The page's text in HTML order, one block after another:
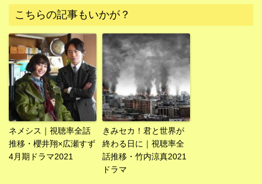
こちらの記事もいかが？
ネメシス｜視聴率全話
推移・櫻井翔×広瀬すず
4月期ドラマ2021
きみセカ！君と世界が
終わる日に｜視聴率全
話推移・竹内涼真2021
ドラマ